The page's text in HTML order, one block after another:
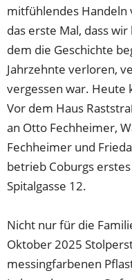
mitfühlendes Handeln
das erste Mal, dass
dem die Geschichte
Jahrzehnte verloren,
vergessen war. Heute
Vor dem Haus
an Otto Fechheimer,
Fechheimer und
betrieb Coburgs
Spitalgasse 12.
Nicht nur für die
Oktober 2025
messingfarbenen